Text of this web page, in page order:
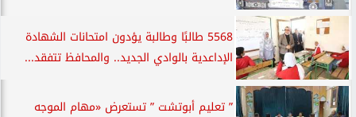
5568 طالبًا وطالبة يؤدون امتحانات الشهادة
الإداعدية بالوادي الجديد.. والمحافظ تتفقد...
” تعليم أبوتشت ” تستعرض «مهام الموجه